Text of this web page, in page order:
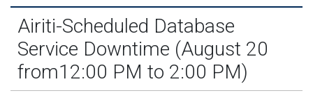
Airiti-Scheduled Database
Service Downtime (August 20
from12:00 PM to 2:00 PM)